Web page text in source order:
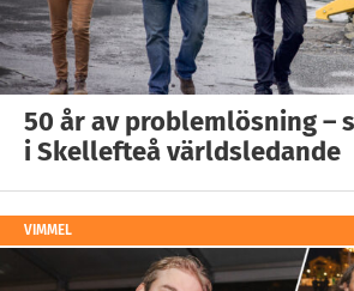
50 år av problemlösning –
i Skellefteå världsledande
VIMMEL